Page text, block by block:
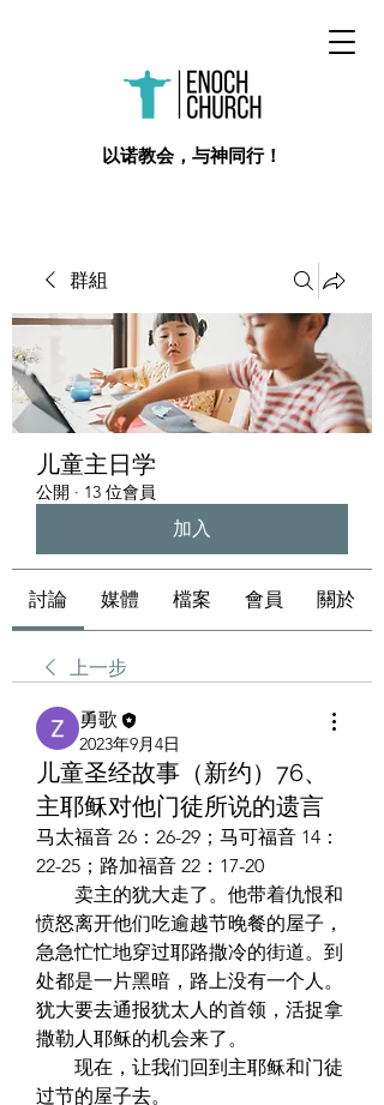
​以诺教会，与神同行！
群組
儿童主日学
公開 · 13 位會員
加入
討論 媒體 檔案 會員 關於
上一步
勇歌
2023年9月4日
儿童圣经故事（新约）76、
主耶稣对他门徒所说的遗言
马太福音 26：26-29；马可福音 14：
22-25；路加福音 22：17-20
卖主的犹大走了。他带着仇恨和
愤怒离开他们吃逾越节晚餐的屋子，
急急忙忙地穿过耶路撒冷的街道。到
处都是一片黑暗，路上没有一个人。
犹大要去通报犹太人的首领，活捉拿
撒勒人耶稣的机会来了。
现在，让我们回到主耶稣和门徒
过节的屋子去。